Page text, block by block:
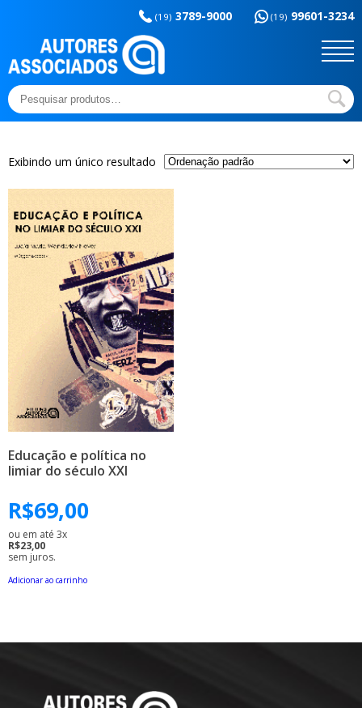
(19) 3789-9000 (19) 99601-3234
Pesquisar
por:
educação
Outros títulos
Sem categoria
Temas básicos
Exibindo um único resultado
Educação e política no
limiar do século XXI
R$69,00
ou em até 3x
R$23,00
sem juros.
Adicionar ao carrinho